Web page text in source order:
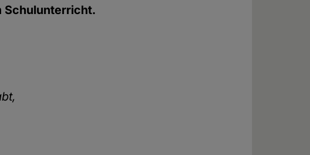
Schulunterricht.